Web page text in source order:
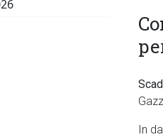
In